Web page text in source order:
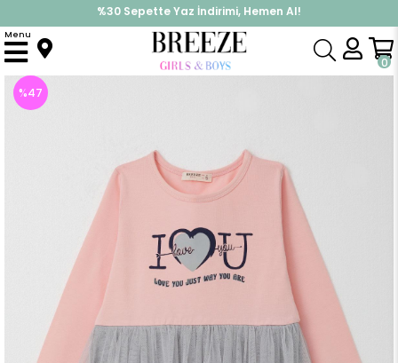
%30 Sepette Yaz İndirimi, Hemen Al!
İndirimlere ek %10 İndirimi Kap, Hemen Üye Ol!
0
Menu
Anasayfa Elbise Modelleri Uzun Kol Elbise
%47